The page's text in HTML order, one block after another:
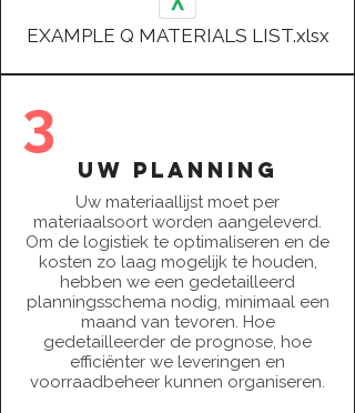
EXAMPLE Q MATERIALS LIST.xlsx
3
uw planning
Uw materiaallijst moet per
materiaalsoort worden aangeleverd.
Om de logistiek te optimaliseren en de
kosten zo laag mogelijk te houden,
hebben we een gedetailleerd
planningsschema nodig, minimaal een
maand van tevoren. Hoe
gedetailleerder de prognose, hoe
efficiënter we leveringen en
voorraadbeheer kunnen organiseren.